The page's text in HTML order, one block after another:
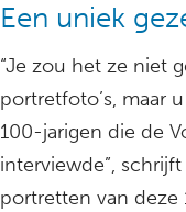
Een uniek
“Je zou het ze niet
portretfoto’s, maar
100-jarigen die de
interviewde”,
portretten van deze